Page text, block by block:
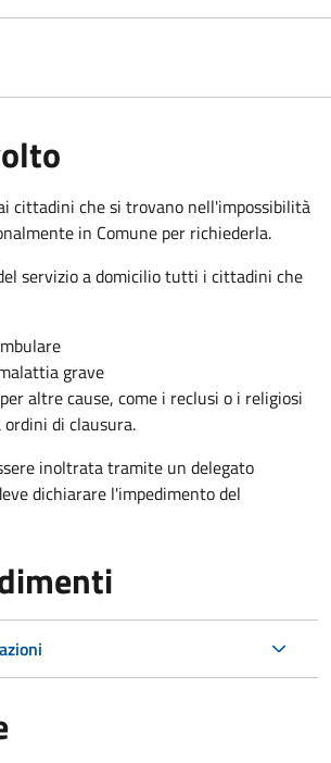
cittadini che si trovano nell'impossibilità
in Comune per richiederla.
servizio a domicilio tutti i cittadini che
grave
altre cause, come i reclusi o i religiosi
di clausura.
inoltrata tramite un delegato
dichiarare l'impedimento del